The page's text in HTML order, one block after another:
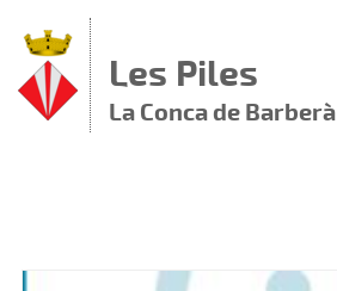
Les Piles
La Conca de Barberà